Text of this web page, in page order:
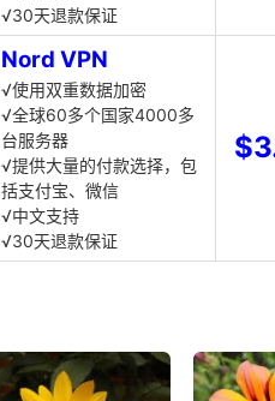
√30天退款保证
Nord VPN
√使用双重数据加密
√全球60多个国家4000多
台服务器
√提供大量的付款选择，包
括支付宝、微信
√中文支持
√30天退款保证